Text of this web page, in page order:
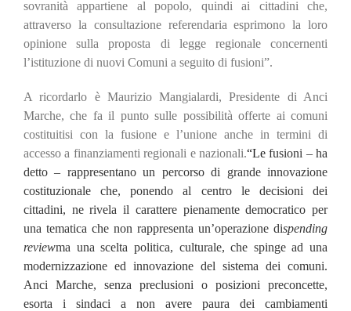
sovranità appartiene al popolo, quindi ai cittadini che,
attraverso la consultazione referendaria esprimono la loro
opinione sulla proposta di legge regionale concernenti
l’istituzione di nuovi Comuni a seguito di fusioni”.
A ricordarlo è Maurizio Mangialardi, Presidente di Anci
Marche,che fa il punto sulle possibilità offerte ai comuni
costituitisi con la fusione e l’unione anche in termini di
accesso a finanziamenti regionali e nazionali.“Lefusioni – ha
detto – rappresentano un percorso di grande innovazione
costituzionale che, ponendo al centro le decisioni dei
cittadini, ne rivela il carattere pienamentedemocratico per
una tematica che non rappresenta un’operazione dispending
reviewma una scelta politica, culturale,che spinge ad una
modernizzazione ed innovazione del sistema dei comuni.
Anci Marche, senza preclusioni o posizioni preconcette,
esorta i sindaci a non avere paura dei cambiamenti